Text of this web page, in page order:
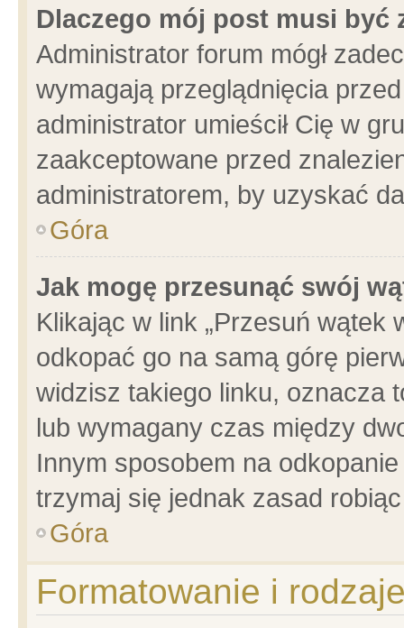
Dlaczego mój post musi być
Administrator forum mógł
wymagają przeglądnięcia
administrator umieścił Cię w
zaakceptowane przed
administratorem, by uzyskać
Góra
Jak mogę przesunąć swój
Klikając w link „Przesuń wątek
odkopać go na samą górę
widzisz takiego linku, oznacza
lub wymagany czas między
Innym sposobem na
trzymaj się jednak zasad
Góra
Formatowanie i